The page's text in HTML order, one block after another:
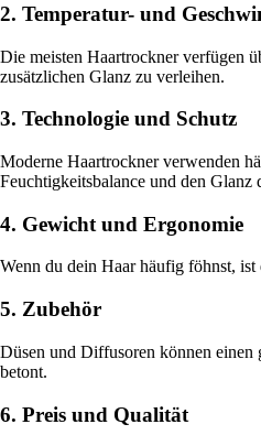
2. Temperatur- und
Die meisten Haartrockner verfügen
zusätzlichen Glanz zu verleihen.
3. Technologie und Schutz
Moderne Haartrockner verwenden
Feuchtigkeitsbalance und den Glanz
4. Gewicht und Ergonomie
Wenn du dein Haar häufig föhnst,
5. Zubehör
Düsen und Diffusoren können
betont.
6. Preis und Qualität